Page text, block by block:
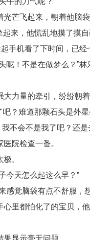
芒飞起来，朝着他脑袋
来，他慌乱地摸了摸
手机看了下时间，已
呢！不是在做梦么？”
力量的牵引，纷纷朝着
？难道那颗石头是外
不会不是我了吧？还是
院检查一番。
。
今天怎么起这么早？”
感觉脑袋有点不舒服，
里都怕化了的宝贝，
显示毫无问题。